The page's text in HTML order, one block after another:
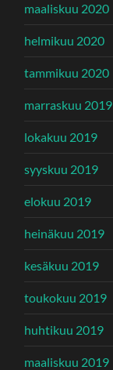
maaliskuu 2020
helmikuu 2020
tammikuu 2020
marraskuu 2019
lokakuu 2019
syyskuu 2019
elokuu 2019
heinäkuu 2019
kesäkuu 2019
toukokuu 2019
huhtikuu 2019
maaliskuu 2019